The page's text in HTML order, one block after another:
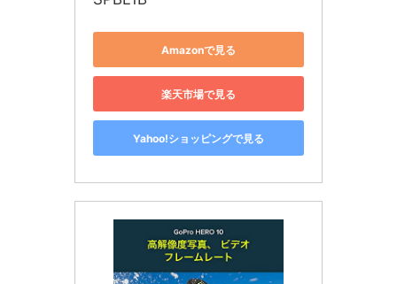
Amazonで見る
楽天市場で見る
Yahoo!ショッピングで見る